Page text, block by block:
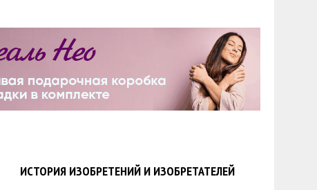
ИСТОРИЯ ИЗОБРЕТЕНИЙ И ИЗОБРЕТАТЕЛЕЙ